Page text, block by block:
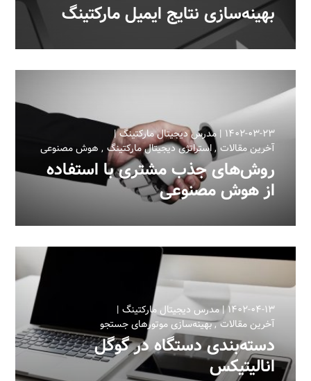
بهینه‌سازی نتایج ایمیل مارکتینگ
۱۴۰۲-۰۳-۲۳
مدرس دیجیتال مارکتینگ
آخرین مقالات استراتژی دیجیتال مارکتینگ هوش مصنوعی
روش‌های جذب مشتری با استفاده
از هوش مصنوعی
۱۴۰۲-۰۴-۱۳ مدرس دیجیتال مارکتینگ
آخرین مقالات بهینه‌سازی موتورهای جستجو
دسته‌بندی دستگاه در گوگل
انالیتیکس‎